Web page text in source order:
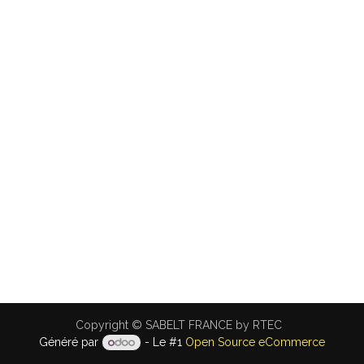
Copyright © SABELT FRANCE by RTEC
Généré par
- Le #1 Open Source eCommerce